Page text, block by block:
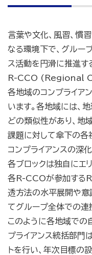
言葉や文化、風習、慣
なる環境下で、グルー
ス活動を円滑に推進す
R-CCO (Regional
各地域のコンプライア
います。各地域には、
どの類似性があり、地
課題に対して傘下の各
コンプライアンスの深
各ブロックは独自にエ
各R-CCOが参加する
透方法の水平展開や意
てグループ全体での連
このように各地域での
プライアンス統括部門
トを行い、年次目標の